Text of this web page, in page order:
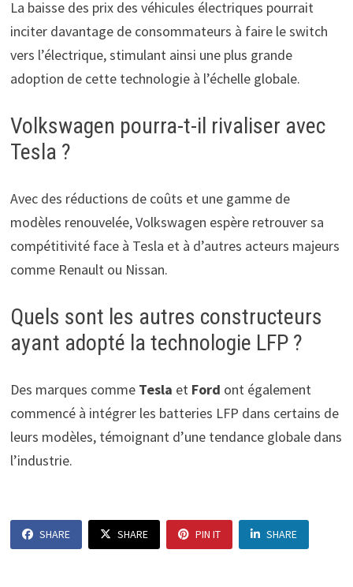
La baisse des prix des véhicules électriques pourrait
inciter davantage de consommateurs à faire le switch
vers l’électrique, stimulant ainsi une plus grande
adoption de cette technologie à l’échelle globale.
Volkswagen pourra-t-il rivaliser avec
Tesla ?
Avec des réductions de coûts et une gamme de
modèles renouvelée, Volkswagen espère retrouver sa
compétitivité face à Tesla et à d’autres acteurs majeurs
comme Renault ou Nissan.
Quels sont les autres constructeurs
ayant adopté la technologie LFP ?
Des marques comme Tesla et Ford ont également
commencé à intégrer les batteries LFP dans certains de
leurs modèles, témoignant d’une tendance globale dans
l’industrie.
SHARE SHARE PIN IT SHARE